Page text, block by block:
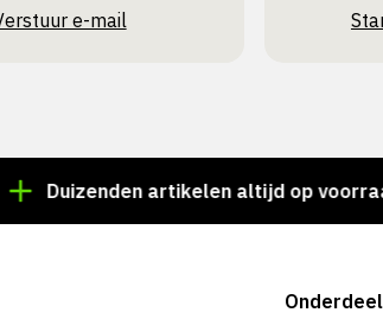
e-mail
artikelen altijd op voorraad!